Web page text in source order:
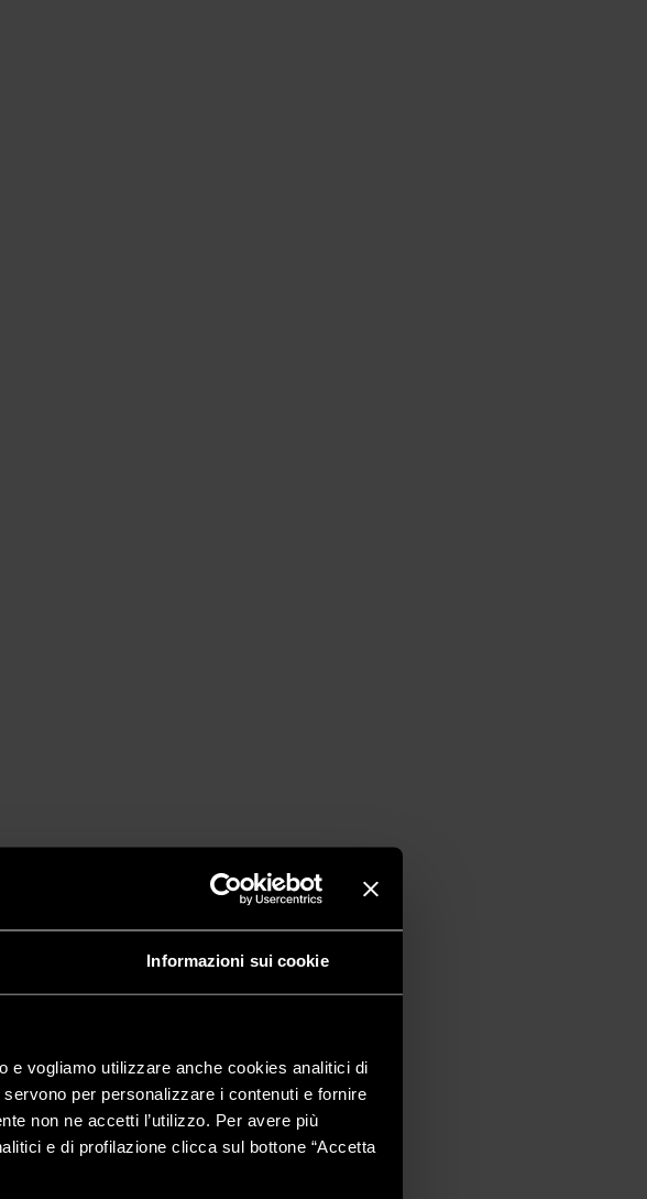
Informazioni sui cookie
e vogliamo utilizzare anche cookies analitici di
per personalizzare i contenuti e fornire
non ne accetti l’utilizzo. Per avere più
e di profilazione clicca sul bottone “Accetta